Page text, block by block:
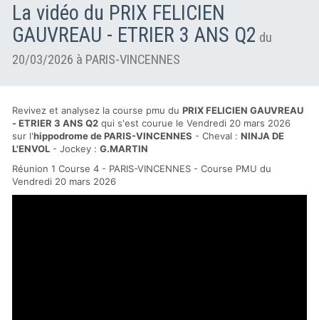
La vidéo du PRIX FELICIEN
GAUVREAU - ETRIER 3 ANS Q2 du
20/03/2026 à PARIS-VINCENNES
Revivez et analysez la course pmu du PRIX FELICIEN GAUVREAU
- ETRIER 3 ANS Q2 qui s'est courue le Vendredi 20 mars 2026
sur l'hippodrome de PARIS-VINCENNES - Cheval : NINJA DE
L'ENVOL - Jockey : G.MARTIN
Réunion 1 Course 4 - PARIS-VINCENNES - Course PMU du
Vendredi 20 mars 2026